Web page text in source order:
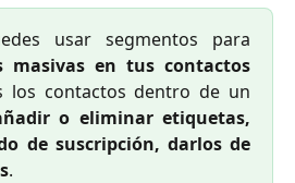
usar segmentos para
masivas en tus contactos
los contactos dentro de un
o eliminar etiquetas,
de suscripción, darlos de
.